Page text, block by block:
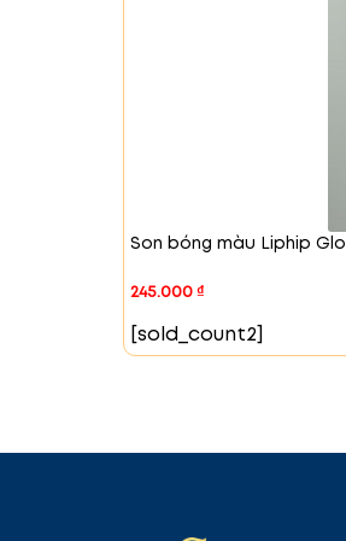
Son bóng màu Liphip
245.000₫
[sold_count2]